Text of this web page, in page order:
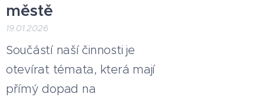
městě
19.01.2026
Součástí naší činnosti je
otevírat témata, která mají
přímý dopad na